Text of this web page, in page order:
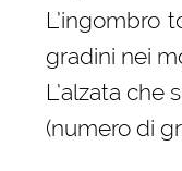
L’ingombro
gradini nei
L’alzata
(numero di